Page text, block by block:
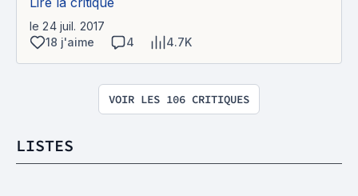
le 24 juil. 2017
18 j'aime
4 4.7K
VOIR LES 106 CRITIQUES
LISTES